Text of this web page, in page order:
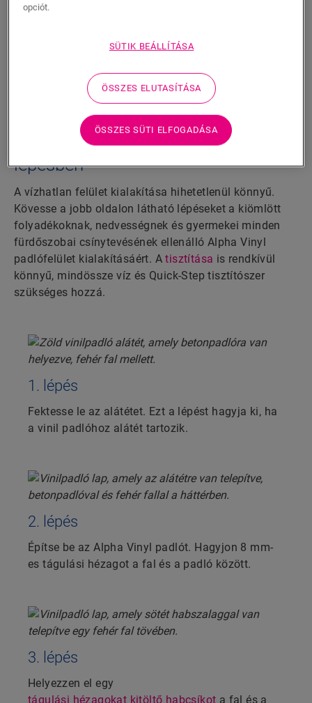
Vízhatlan felület 5 egyszerű
lépésben
A vízhatlan felület kialakítása hihetetlenül könnyű.
Kövesse a jobb oldalon látható lépéseket a kiömlött
folyadékoknak, nedvességnek és gyermekei minden
fürdőszobai csínytevésének ellenálló Alpha Vinyl
padlófelület kialakításáért. Atisztítása is rendkívül
könnyű, mindössze víz és Quick-Step tisztítószer
szükséges hozzá.
1. lépés
Fektesse le az alátétet. Ezt a lépést hagyja ki, ha
a vinil padlóhoz alátét tartozik.
2. lépés
Építse be az Alpha Vinyl padlót. Hagyjon 8 mm-
es tágulási hézagot a fal és a padló között.
3. lépés
Helyezzen el egy
tágulási hézagokat kitöltő habcsíkot a fal és a
opciót.
SÜTIK BEÁLLÍTÁSA
ÖSSZES ELUTASÍTÁSA
ÖSSZES SÜTI ELFOGADÁSA